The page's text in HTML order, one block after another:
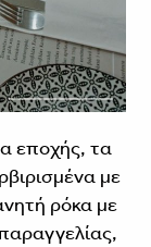
εποχής, τα
με
ρόκα με